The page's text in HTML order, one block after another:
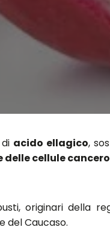
acido ellagico,
cellule
originari della
del Caucaso.